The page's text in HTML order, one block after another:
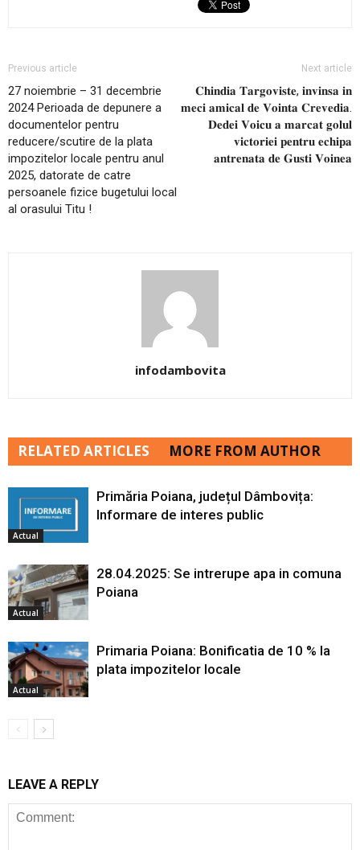
Previous article
27 noiembrie – 31 decembrie
2024 Perioada de depunere a
documentelor pentru
reducere/scutire de la plata
impozitelor locale pentru anul
2025, datorate de catre
persoanele fizice bugetului local
al orasului Titu !
Next article
𝐂𝐡𝐢𝐧𝐝𝐢𝐚 𝐓𝐚𝐫𝐠𝐨𝐯𝐢𝐬𝐭𝐞, 𝐢𝐧𝐯𝐢𝐧𝐬𝐚 𝐢𝐧
𝐦𝐞𝐜𝐢 𝐚𝐦𝐢𝐜𝐚𝐥 𝐝𝐞 𝐕𝐨𝐢𝐧𝐭𝐚 𝐂𝐫𝐞𝐯𝐞𝐝𝐢𝐚.
𝐃𝐞𝐝𝐞𝐢 𝐕𝐨𝐢𝐜𝐮 𝐚 𝐦𝐚𝐫𝐜𝐚𝐭 𝐠𝐨𝐥𝐮𝐥
𝐯𝐢𝐜𝐭𝐨𝐫𝐢𝐞𝐢 𝐩𝐞𝐧𝐭𝐫𝐮 𝐞𝐜𝐡𝐢𝐩𝐚
𝐚𝐧𝐭𝐫𝐞𝐧𝐚𝐭𝐚 𝐝𝐞 𝐆𝐮𝐬𝐭𝐢 𝐕𝐨𝐢𝐧𝐞𝐚
infodambovita
RELATED ARTICLES MORE FROM AUTHOR
Actual
Primăria Poiana, județul Dâmbovița:
Informare de interes public
Actual
28.04.2025: Se intrerupe apa in comuna
Poiana
Actual
Primaria Poiana: Bonificatia de 10 % la
plata impozitelor locale
LEAVE A REPLY